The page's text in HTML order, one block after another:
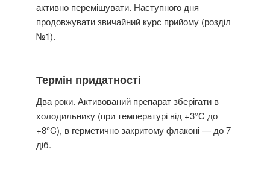
активно перемішувати. Наступного дня
продовжувати звичайний курс прийому (розділ
№1).
Термін придатності
Два роки. Активований препарат зберігати в
холодильнику (при температурі від +3°C до
+8°C), в герметично закритому флаконі — до 7
діб.